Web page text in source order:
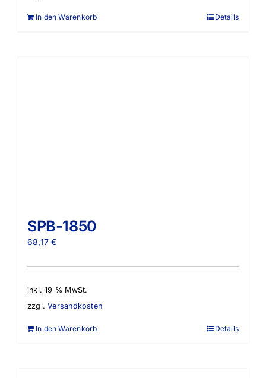
In den Warenkorb Details
SPB-1850
68,17€
inkl. 19 % MwSt.
zzgl.Versandkosten
In den Warenkorb Details